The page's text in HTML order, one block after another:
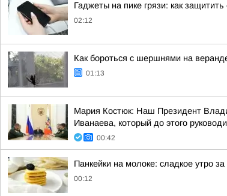
Гаджеты на пике грязи: как
02:12
Как бороться с шершнями на
01:13
Мария Костюк: Наш Президент
Иванаева, который до этого
00:42
Панкейки на молоке: сладкое утро
00:12